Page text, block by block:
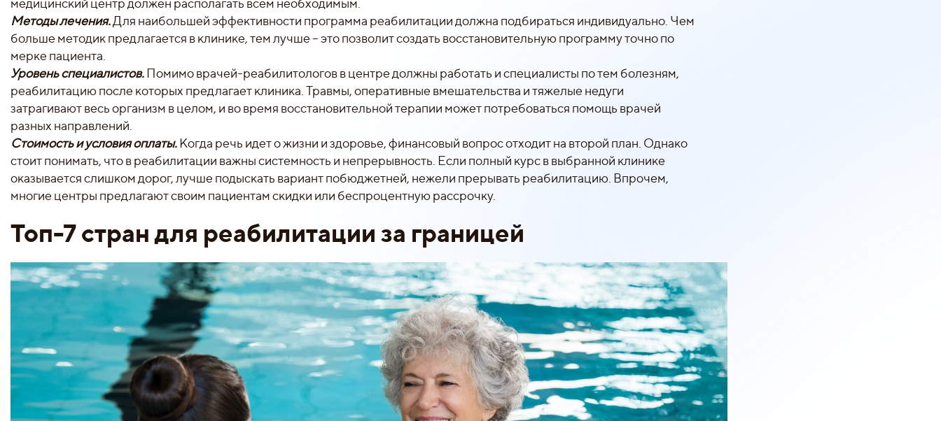
медицинский центр должен располагать всем необходимым.
Методы лечения.Для наибольшей эффективности программа реабилитации должна подбираться индивидуально. Чем
больше методик предлагается в клинике, тем лучше – это позволит создать восстановительную программу точно по
мерке пациента.
Уровень специалистов.Помимо врачей-реабилитологов в центре должны работать и специалисты по тем болезням,
реабилитацию после которых предлагает клиника. Травмы, оперативные вмешательства и тяжелые недуги
затрагивают весь организм в целом, и во время восстановительной терапии может потребоваться помощь врачей
разных направлений.
Стоимость и условия оплаты.Когда речь идет о жизни и здоровье, финансовый вопрос отходит на второй план. Однако
стоит понимать, что в реабилитации важны системность и непрерывность. Если полный курс в выбранной клинике
оказывается слишком дорог, лучше подыскать вариант побюджетней, нежели прерывать реабилитацию. Впрочем,
многие центры предлагают своим пациентам скидки или беспроцентную рассрочку.
Топ-7 стран для реабилитации за границей